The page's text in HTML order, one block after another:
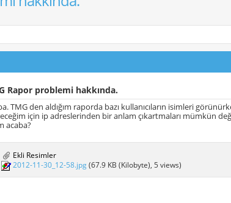
Rapor problemi hakkında.
TMG den aldığım raporda bazı kullanıcıların isimleri
için ip adreslerinden bir anlam çıkartmaları mümkün
acaba?
Ekli Resimler
2012-11-30_12-58.jpg(67.9 KB (Kilobyte), 5 views)